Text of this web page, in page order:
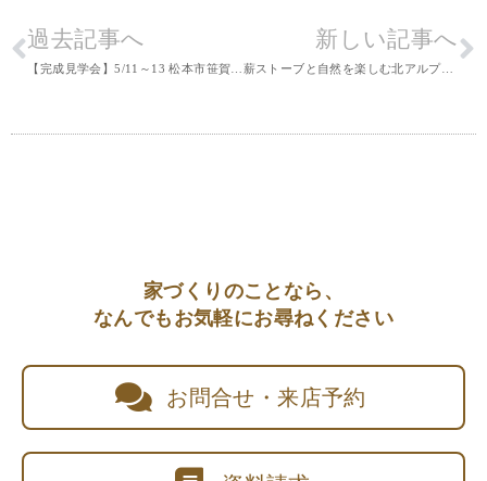
過去記事へ 新しい記事へ
薪ストーブと自然を楽しむ北アルプスの麓に建つおうち
家づくりのことなら、
なんでもお気軽にお尋ねください
お問合せ・来店予約